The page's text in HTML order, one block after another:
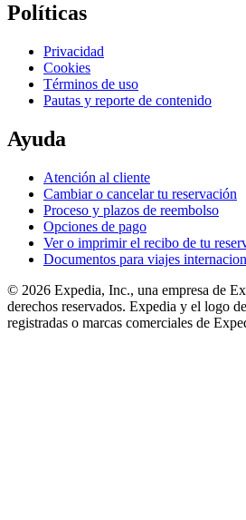
Políticas
Privacidad
Cookies
Términos de uso
Pautas y reporte de contenido
Ayuda
Atención al cliente
Cambiar o cancelar tu reservación
Proceso y plazos de reembolso
Opciones de pago
Ver o imprimir el recibo de tu
Documentos para viajes
© 2026 Expedia, Inc., una empresa de
derechos reservados. Expedia y el logo
registradas o marcas comerciales de